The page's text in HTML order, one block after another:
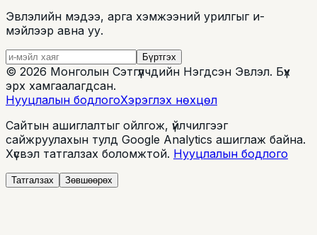
Эвлэлийн мэдээ, арга хэмжээний урилгыг и-
мэйлээр авна уу.
Бүртгэх
© 2026 Монголын Сэтгүүлчдийн Нэгдсэн Эвлэл. Бүх
эрх хамгаалагдсан.
Нууцлалын бодлогоХэрэглэх нөхцөл
Сайтын ашиглалтыг ойлгож, үйлчилгээг
сайжруулахын тулд Google Analytics ашиглаж байна.
Хүсвэл татгалзах боломжтой. Нууцлалын бодлого
Татгалзах Зөвшөөрөх